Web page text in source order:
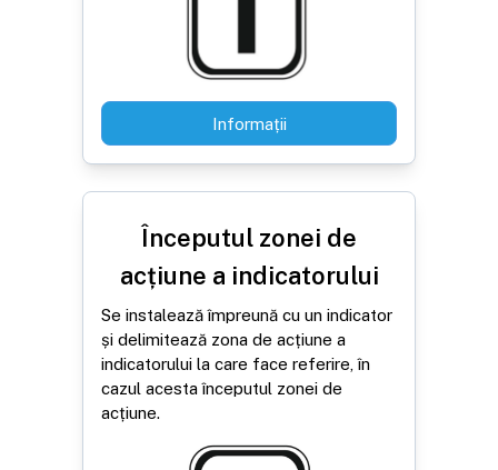
Informații
Începutul zonei de
acțiune a indicatorului
Se instalează împreună cu un indicator
și delimitează zona de acțiune a
indicatorului la care face referire, în
cazul acesta începutul zonei de
acțiune.